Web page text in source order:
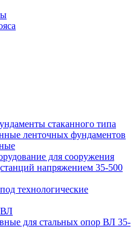
стаканного типа
ленточных фундаментов
для сооружения
напряжением 35-500
технологические
ВЛ
для стальных опор ВЛ 35-